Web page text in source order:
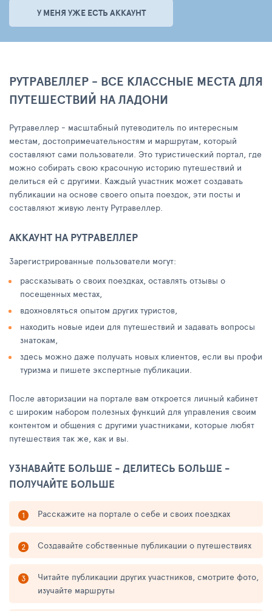
У МЕНЯ УЖЕ ЕСТЬ АККАУНТ
РУТРАВЕЛЛЕР - ВСЕ КЛАССНЫЕ МЕСТА ДЛЯ
ПУТЕШЕСТВИЙ НА ЛАДОНИ
Рутравеллер - масштабный путеводитель по интересным
местам, достопримечательностям и маршрутам, который
составляют сами пользователи. Это туристический портал, где
можно собирать свою красочную историю путешествий и
делиться ей с другими. Каждый участник может создавать
публикации на основе своего опыта поездок, эти посты и
составляют живую ленту Рутравеллер.
АККАУНТ НА РУТРАВЕЛЛЕР
Зарегистрированные пользователи могут:
рассказывать о своих поездках, оставлять отзывы о
посещенных местах,
вдохновляться опытом других туристов,
находить новые идеи для путешествий и задавать вопросы
знатокам,
здесь можно даже получать новых клиентов, если вы профи
туризма и пишете экспертные публикации.
После авторизации на портале вам откроется личный кабинет
с широким набором полезных функций для управления своим
контентом и общения с другими участниками, которые любят
путешествия так же, как и вы.
УЗНАВАЙТЕ БОЛЬШЕ - ДЕЛИТЕСЬ БОЛЬШЕ -
ПОЛУЧАЙТЕ БОЛЬШЕ
Расскажите на портале о себе и своих поездках
Создавайте собственные публикации о путешествиях
Читайте публикации других участников, смотрите фото,
изучайте маршруты